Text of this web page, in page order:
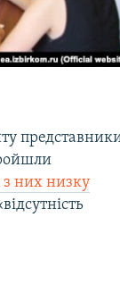
них низку